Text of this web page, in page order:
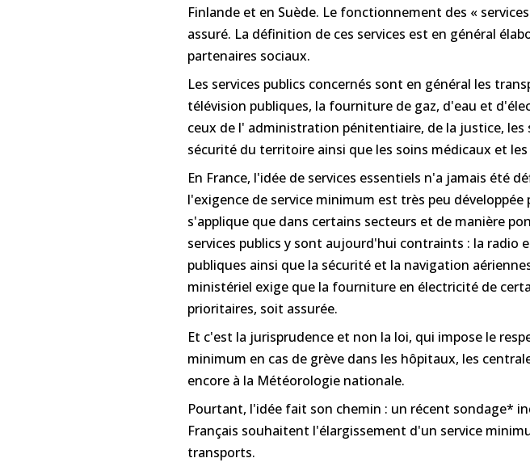
Finlande et en Suède. Le fonctionnement des «
assuré. La définition de ces services est en général
partenaires sociaux.
Les services publics concernés sont en général les
télévision publiques, la fourniture de gaz, d'eau et
ceux de l' administration pénitentiaire, de la justice, les
sécurité du territoire ainsi que les soins médicaux et
En France, l'idée de services essentiels n'a jamais été
l'exigence de service minimum est très peu développée
s'applique que dans certains secteurs et de manière
services publics y sont aujourd'hui contraints : la radio
publiques ainsi que la sécurité et la navigation
ministériel exige que la fourniture en électricité de
prioritaires, soit assurée.
Et c'est la jurisprudence et non la loi, qui impose le
minimum en cas de grève dans les hôpitaux, les
encore à la Météorologie nationale.
Pourtant, l'idée fait son chemin : un récent sondage*
Français souhaitent l'élargissement d'un service
transports.